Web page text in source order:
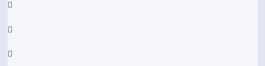
Telegram
Instagram
Twitter